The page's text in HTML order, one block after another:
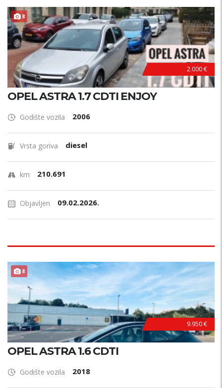
8 ODRŽAVAN !
2.000 €
OPEL ASTRA 1.7 CDTI ENJOY
Godište vozila 2006
Vrsta goriva diesel
km 210.691
Objavljen 09.02.2026.
8 POVOLJNO !
9.950 €
OPEL ASTRA 1.6 CDTI
Godište vozila 2018